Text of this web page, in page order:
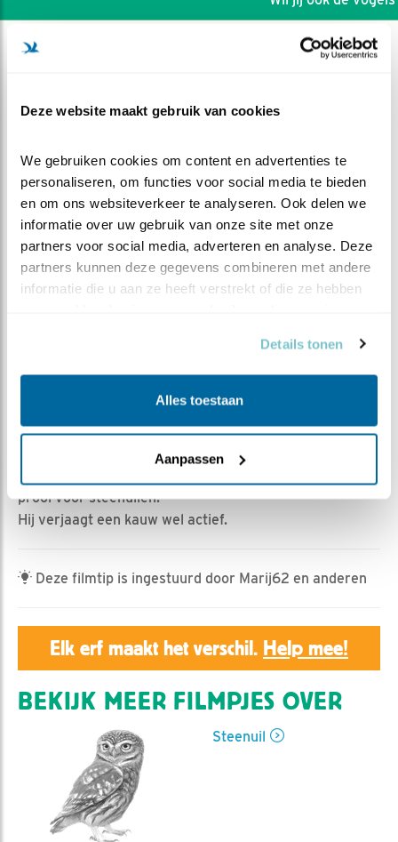
Deze website maakt gebruik van cookies
We gebruiken cookies om content en advertenties te
personaliseren, om functies voor social media te bieden
en om ons websiteverkeer te analyseren. Ook delen we
informatie over uw gebruik van onze site met onze
partners voor social media, adverteren en analyse. Deze
partners kunnen deze gegevens combineren met andere
informatie die u aan ze heeft verstrekt of die ze hebben
Details tonen
Alles toestaan
Aanpassen
Geert | Geplaatst op 4 april 2022, 18:39 |
leuk| Bewaar dit filmpje|
693x
Man steenuil zit lekker in de zon, een boomkruiper laat
prooi voor steenuilen.
Hij verjaagt een kauw wel actief.
Deze filmtip is ingestuurd door Marij62 en anderen
Elk erf maakt het verschil. Help mee!
BEKIJK MEER FILMPJES OVER
Steenuil